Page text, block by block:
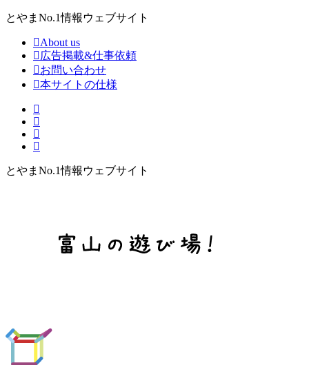
とやまNo.1情報ウェブサイト
About us
広告掲載&仕事依頼
お問い合わせ
本サイトの仕様
とやまNo.1情報ウェブサイト